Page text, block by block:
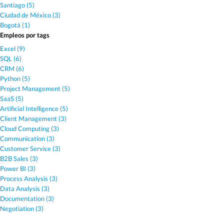
Santiago (5)
Ciudad de México (3)
Bogotá (1)
Empleos por tags
Excel (9)
SQL (6)
CRM (6)
Python (5)
Project Management (5)
SaaS (5)
Artificial Intelligence (5)
Client Management (3)
Cloud Computing (3)
Communication (3)
Customer Service (3)
B2B Sales (3)
Power BI (3)
Process Analysis (3)
Data Analysis (3)
Documentation (3)
Negotiation (3)